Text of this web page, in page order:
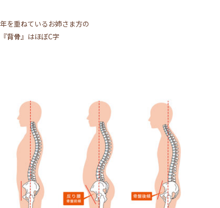
年を重ねているお姉さま方の
『背骨』 はほぼC字